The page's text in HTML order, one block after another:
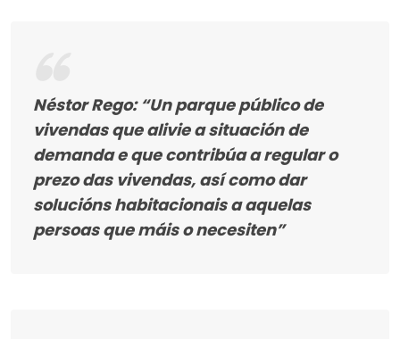
Néstor Rego: “Un parque público de
vivendas que alivie a situación de
demanda e que contribúa a regular o
prezo das vivendas, así como dar
solucións habitacionais a aquelas
persoas que máis o necesiten”